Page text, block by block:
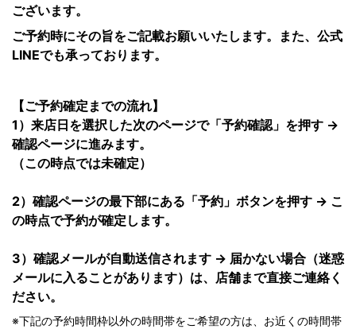
ございます。
ご予約時にその旨をご記載お願いいたします。また、公式
LINEでも承っております。
【ご予約確定までの流れ】
1）来店日を選択した次のページで「予約確認」を押す →
確認ページに進みます。
（この時点では未確定）
2）確認ページの最下部にある「予約」ボタンを押す → こ
の時点で予約が確定します。
3）確認メールが自動送信されます → 届かない場合（迷惑
メールに入ることがあります）は、店舗まで直接ご連絡く
ださい。
※下記の予約時間枠以外の時間帯をご希望の方は、お近くの時間帯